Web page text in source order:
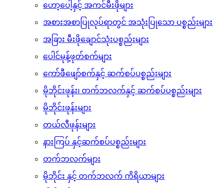
အကြော်အိုးများ
မိုက်ခရိုဝေ့နှင့် မီးဖိုများ
ဟော့ပေါ့နှင့် အကင်မီးဖိုများ
အစားအစာပြုလုပ်ရာတွင် အသုံးပြုသော ပစ္စည်းများ
အခြား မီးဖိုချောင်သုံးပစ္စည်းများ
ပေါင်မုန့်ဖုတ်စက်များ
ကော်ဖီဖျော်စက်နှင့် ဆက်စပ်ပစ္စည်းများ
မိုဘိုင်းဖုန်း၊ တက်ဘလက်နှင့် ဆက်စပ်ပစ္စည်းများ
မိုဘိုင်းဖုန်းများ
တယ်လီဖုန်းများ
နားကြပ် နှင့်ဆက်စပ်ပစ္စည်းများ